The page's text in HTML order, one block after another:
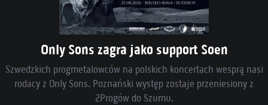
Only Sons zagra jako support Soen
Szwedzkich progmetalowców na polskich koncertach wesprą nasi
rodacy z Only Sons. Poznański występ zostaje przeniesiony z
2Progów do Szumu.